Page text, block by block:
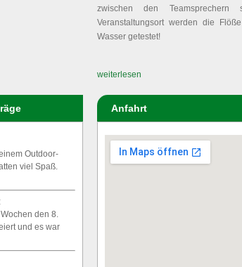
zwischen den
Veranstaltungsort werden die
Wasser getestet!
weiterlesen
Outdoor-
viel Spaß.
den 8.
und es war
Anfahrt